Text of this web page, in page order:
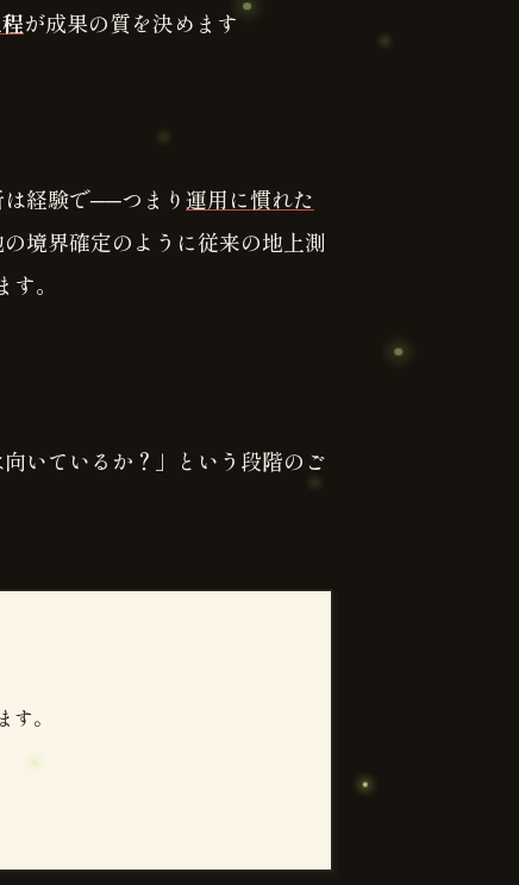
が成果の質を決めます
経験で──つまり 運用に慣れた
境界確定のように従来の地上測
。
いているか？」という段階のご
。